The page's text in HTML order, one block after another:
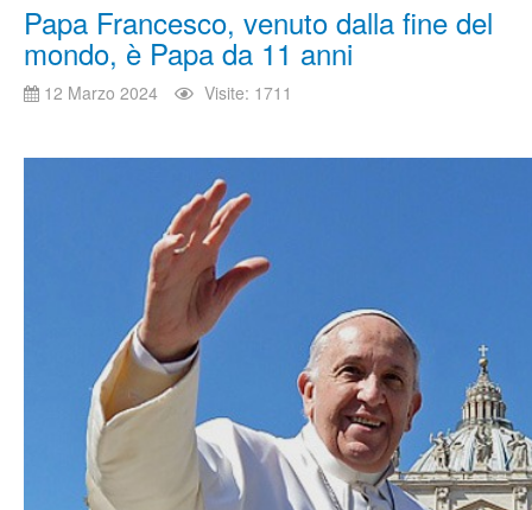
Papa Francesco, venuto dalla fine del
mondo, è Papa da 11 anni
12 Marzo 2024 Visite: 1711